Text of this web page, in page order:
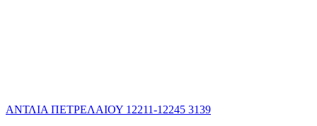
ΑΝΤΛΙΑ ΠΕΤΡΕΛΑΙΟΥ 12211-12245 3139